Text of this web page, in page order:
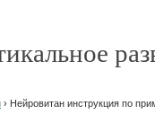
› Нейровитан инструкция по